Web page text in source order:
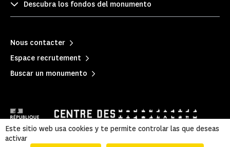
Descubra los fondos del monumento
Nous contacter
Espace recrutement
Buscar un monumento
Este sitio web usa cookies y te permite controlar las que deseas
activar